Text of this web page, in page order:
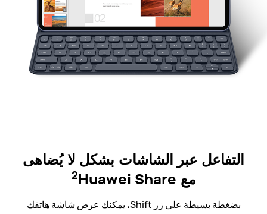
التفاعل عبر الشاشات بشكل لا يُضاهى
مع Huawei Share‏
2
بضغطة بسيطة على زر Shift، يمكنك عرض شاشة هاتفك